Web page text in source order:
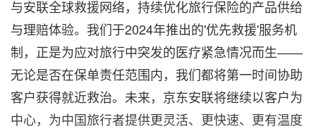
与安联全球救援网络，持续优化旅行保险的产品供给
与理赔体验。我们于2024年推出的'优先救援'服务机
制，正是为应对旅行中突发的医疗紧急情况而生——
无论是否在保单责任范围内，我们都将第一时间协助
客户获得就近救治。未来，京东安联将继续以客户为
中心，为中国旅行者提供更灵活、更快速、更有温度